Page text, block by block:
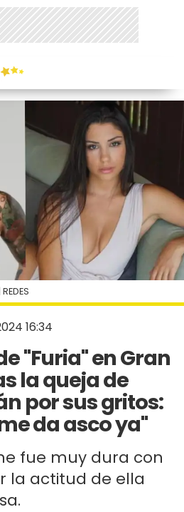
16:34
"Furia" en Gran
la queja de
por sus gritos:
da asco ya"
fue muy dura con
la actitud de ella
| REDES